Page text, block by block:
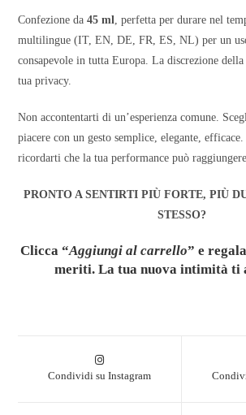
Confezione da45 ml, perfetta per durare nel
multilingue (IT, EN, DE, FR, ES, NL) per un
consapevole in tutta Europa. La discrezione
tua privacy.
Non accontentarti di un’esperienza comune.
piacere con un gesto semplice, elegante,
ricordarti che la tua performance può
PRONTO A SENTIRTI PIÙ FORTE, PIÙ
STESSO?
Clicca “Aggiungi al carrello” e
meriti. La tua nuova intimità ti
Condividi su Instagram